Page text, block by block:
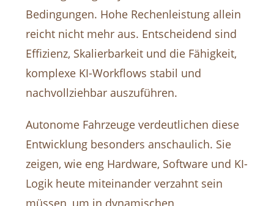
Bedingungen. Hohe Rechenleistung allein
reicht nicht mehr aus. Entscheidend sind
Effizienz, Skalierbarkeit und die Fähigkeit,
komplexe KI-Workflows stabil und
nachvollziehbar auszuführen.
Autonome Fahrzeuge verdeutlichen diese
Entwicklung besonders anschaulich. Sie
zeigen, wie eng Hardware, Software und KI-
Logik heute miteinander verzahnt sein
müssen, um in dynamischen,